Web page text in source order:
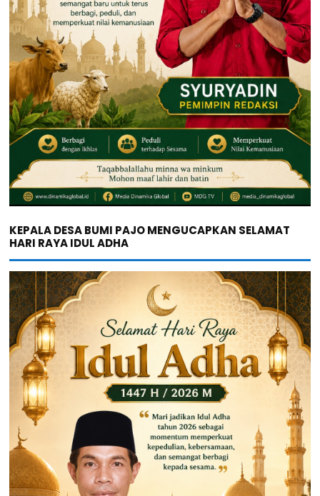
KEPALA DESA BUMI PAJO MENGUCAPKAN SELAMAT
HARI RAYA IDUL ADHA